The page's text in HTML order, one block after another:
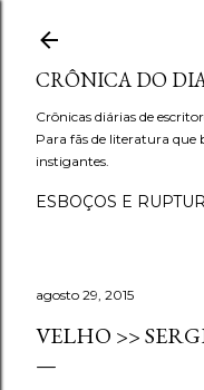
CRÔNICA DO
Crônicas diárias de
Para fãs de literatura que
instigantes.
ESBOÇOS E
agosto 29, 2015
VELHO >>